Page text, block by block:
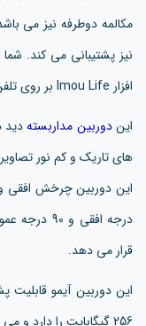
نیز پشتیبانی می کند. شما
افزار Imou Life بر روی تلفن همراه هوشمند خود استفاده کنید.
ایندوربین مداربسته
های تاریک و کم نور
درجه افقی
قرار می دهد.
این دوربین آیمو
256 گیگابایت را دارد و می تواند تصاویر را بر روی آن ضبط کند.